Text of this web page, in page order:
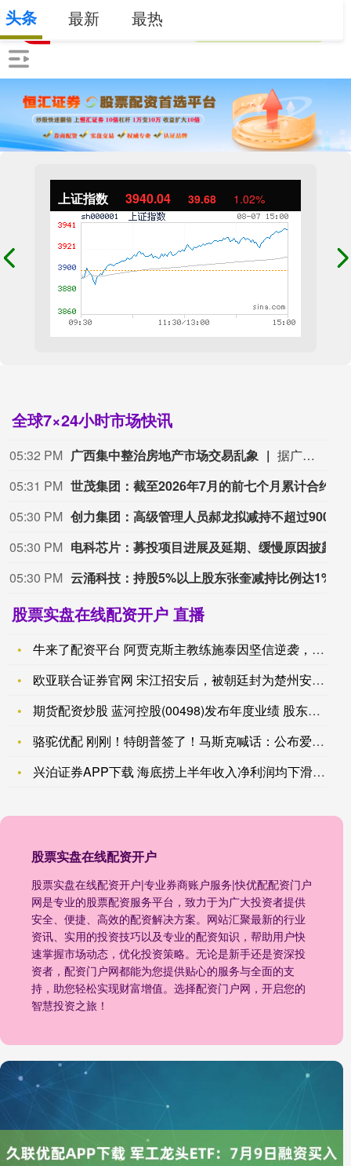
上证指数 3940.04 39.68 1.02%
全球7×24小时市场快讯
05:32 PM 广西集中整治房地产市场交易乱象
据广西日报，近日，广西壮族自治区住房和城乡建设厅印发通知，在全区范围部署开展房地产交易、房产中介、住房租赁市场秩序集中整治行动，紧盯房地产开发、经纪服务、住房租赁三大领域，集中攻坚群众投诉集中、反映强烈的行业堵点痛点，切实保障群众购房、租房合法权益。在整治中介市场乱象方面，广西将严格要求房地产经纪机构落实明码标价制度，加强对头部房地产经纪机构的收费监测，引导其合理降低服务费用；重点核查企业是否存在违规收取金融返点、渠道费等不正当利益，是否侵占、挪用房地产交易资金，是否以隐瞒、欺诈、胁迫、贿赂等不正当手段招揽业务，诱骗消费者交易或者强制交易等行为。依法查处“黑中介”、侵犯个人信息合法权益等违法违规行为，并公开曝光典型案例，持续规范中介服务行为。
05:31 PM
05:30 PM
05:30 PM
05:30 PM
股票实盘在线配资开户 直播
牛来了配资平台 阿贾克斯主教练施泰因坚信逆袭，全力以赴迎接_
欧亚联合证券官网 宋江招安后，被朝廷封为楚州安抚使，相当于现
期货配资炒股 蓝河控股(00498)发布年度业绩 股东应占亏
骆驼优配 刚刚！特朗普签了！马斯克喊话：公布爱泼斯坦文件
兴泊证券APP下载 海底捞上半年收入净利润均下滑，正在发力外
股票实盘在线配资开户
股票实盘在线配资开户|专业券商账户服务|快优配配资门户
网是专业的股票配资服务平台，致力于为广大投资者提供
安全、便捷、高效的配资解决方案。网站汇聚最新的行业
资讯、实用的投资技巧以及专业的配资知识，帮助用户快
速掌握市场动态，优化投资策略。无论是新手还是资深投
资者，配资门户网都能为您提供贴心的服务与全面的支
持，助您轻松实现财富增值。选择配资门户网，开启您的
智慧投资之旅！
头条 最新 最热